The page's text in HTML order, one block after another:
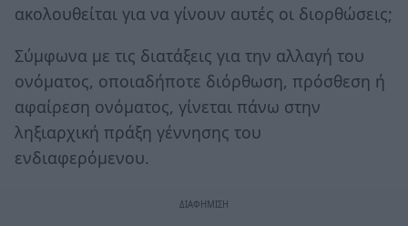
ακολουθείται για να γίνουν αυτές οι διορθώσεις;
Σύμφωνα με τις διατάξεις για την αλλαγή του
ονόματος, οποιαδήποτε διόρθωση, πρόσθεση ή
αφαίρεση ονόματος, γίνεται πάνω στην
ληξιαρχική πράξη γέννησης του
ενδιαφερόμενου.